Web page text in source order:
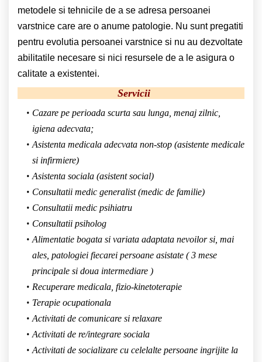
metodele si tehnicile de a se adresa persoanei
varstnice care are o anume patologie. Nu sunt pregatiti
pentru evolutia persoanei varstnice si nu au dezvoltate
abilitatile necesare si nici resursele de a le asigura o
calitate a existentei.
Servicii
Cazare pe perioada scurta sau lunga, menaj zilnic,
igiena adecvata;
Asistenta medicala adecvata non-stop (asistente medicale
si infirmiere)
Asistenta sociala (asistent social)
Consultatii medic generalist (medic de familie)
Consultatii medic psihiatru
Consultatii psiholog
Alimentatie bogata si variata adaptata nevoilor si, mai
ales, patologiei fiecarei persoane asistate ( 3 mese
principale si doua intermediare )
Recuperare medicala, fizio-kinetoterapie
Terapie ocupationala
Activitati de comunicare si relaxare
Activitati de re/integrare sociala
Activitati de socializare cu celelalte persoane ingrijite la